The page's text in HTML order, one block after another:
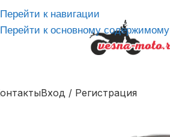
Перейти к навигации
Перейти к основному содержимому
Вход / Регистрация